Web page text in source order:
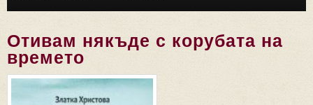
Отивам някъде с корубата на
времето